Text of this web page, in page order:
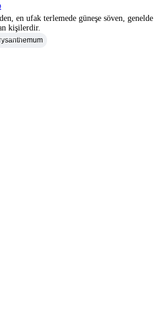
en ufak terlemede güneşe söven, genelde
kişilerdir.